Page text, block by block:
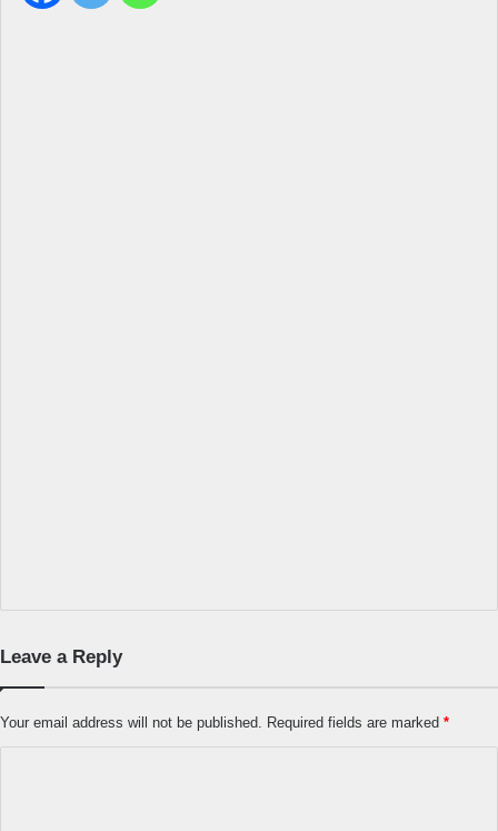
Leave a Reply
Your email address will not be published. Required fields are marked *